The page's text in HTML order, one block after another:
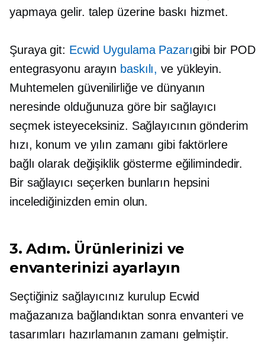
yapmaya gelir. talep üzerine baskı hizmet.
Şuraya git: Ecwid Uygulama Pazarıgibi bir POD
entegrasyonu arayın baskılı, ve yükleyin.
Muhtemelen güvenilirliğe ve dünyanın
neresinde olduğunuza göre bir sağlayıcı
seçmek isteyeceksiniz. Sağlayıcının gönderim
hızı, konum ve yılın zamanı gibi faktörlere
bağlı olarak değişiklik gösterme eğilimindedir.
Bir sağlayıcı seçerken bunların hepsini
incelediğinizden emin olun.
3. Adım. Ürünlerinizi ve
envanterinizi ayarlayın
Seçtiğiniz sağlayıcınız kurulup Ecwid
mağazanıza bağlandıktan sonra envanteri ve
tasarımları hazırlamanın zamanı gelmiştir.